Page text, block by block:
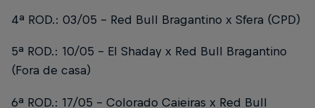
4ª ROD.: 03/05 - Red Bull Bragantino x Sfera (CPD)
5ª ROD.: 10/05 - El Shaday x Red Bull Bragantino
(Fora de casa)
6ª ROD.: 17/05 - Colorado Caieiras x Red Bull